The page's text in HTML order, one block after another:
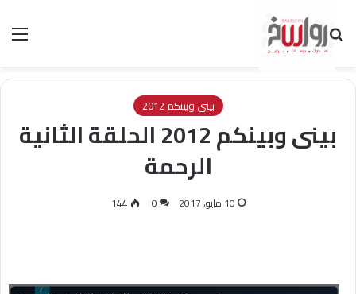
بحث عن
بيني وبينكم 2012
بينى وبينكم 2012 الحلقة الثانية
الرحمة
10 مايو، 2017 0
144